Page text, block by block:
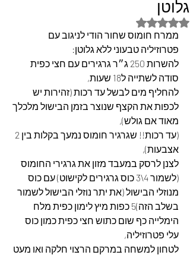
גלוטן
דירוג של NaN מתוך 5 כוכבים
ממרח חומוס שחור הודי לניגוב עם
פטרוזיליה טבעוני ללא גלוטן:
להשרות 250 ג״ר גרגירים עם חצי כפית
סודה לשתייה ל18 שעות,
להחליף מים לבשל עד רכות (זהירות יש
לכפות את הקצף שנוצר בזמן הבישול מלכלך
מאוד אם גולש),
אצבעות),
לצנן לרסק במעבד מזון את גרגירי החומוס
(לשמור 4\3 כוס גרגירים לקישוט) עם כוס
מנוזלי הבישול (את יתר נוזלי הבישול לשמור
בשלב הזה)5 כפות מיץ לימון כפית מלח
הימלייה כף שום כתוש חצי כפית כמון כוס
עלי פטרוזיליה,
לטחון למשחה במרקם הרצוי חלקה ואו מעט